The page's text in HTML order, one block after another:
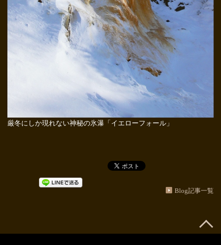
厳冬にしか現れない神秘の氷瀑「イエローフォール」
Blog記事一覧